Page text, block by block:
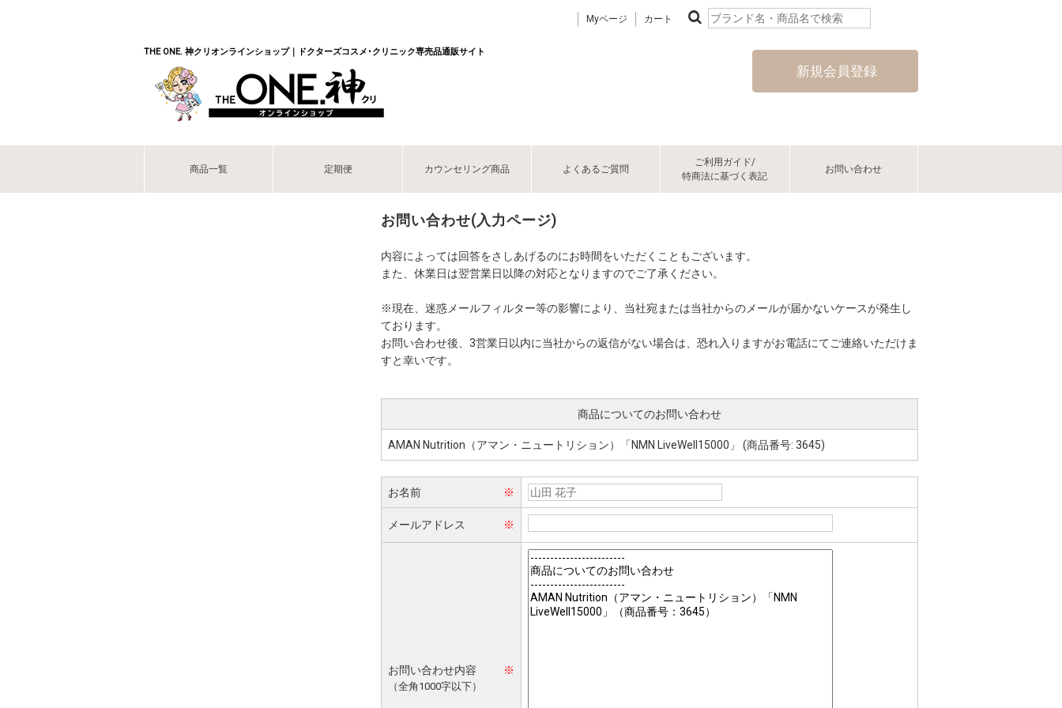
Myページ カート
THE ONE. 神クリオンラインショップ｜ドクターズコスメ･クリニック専売品通販サイト
新規会員登録
商品一覧 定期便 カウンセリング商品 よくあるご質問
ご利用ガイド/
特商法に基づく表記
お問い合わせ
お問い合わせ(入力ページ)
内容によっては回答をさしあげるのにお時間をいただくこともございます。
また、休業日は翌営業日以降の対応となりますのでご了承ください。
※現在、迷惑メールフィルター等の影響により、当社宛または当社からのメールが届かないケースが発生し
ております。
お問い合わせ後、3営業日以内に当社からの返信がない場合は、恐れ入りますがお電話にてご連絡いただけま
すと幸いです。
商品についてのお問い合わせ
AMAN Nutrition（アマン・ニュートリション）「NMN LiveWell15000」 (商品番号: 3645)
お名前 ※
メールアドレス ※
お問い合わせ内容 ※
（全角1000字以下）